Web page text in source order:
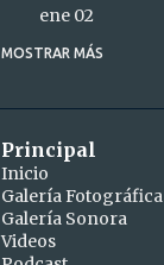
ene 02
2021
dic 28
dic 26
abril
MOSTRAR MÁS
Principal
Inicio
Galería Fotográfica
Galería Sonora
Videos